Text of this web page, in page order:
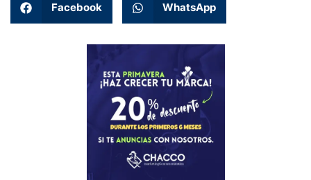
Facebook WhatsApp